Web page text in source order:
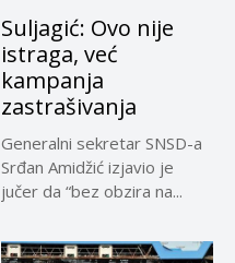
Suljagić: Ovo nije
istraga, već
kampanja
zastrašivanja
Generalni sekretar SNSD-a
Srđan Amidžić izjavio je
jučer da “bez obzira na...